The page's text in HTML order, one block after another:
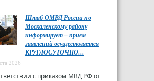
Штаб ОМВД России по
Москаленскому району
информирует – прием
заявлений осуществляется
КРУГЛОСУТОЧНО…
2026
с приказом МВД РФ от